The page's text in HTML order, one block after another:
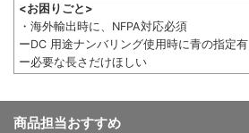
<お困りごと>
・海外輸出時に、NFPA対応必須
ーDC 用途ナンバリング使用時に青の指定有
ー必要な長さだけほしい
商品担当おすすめ